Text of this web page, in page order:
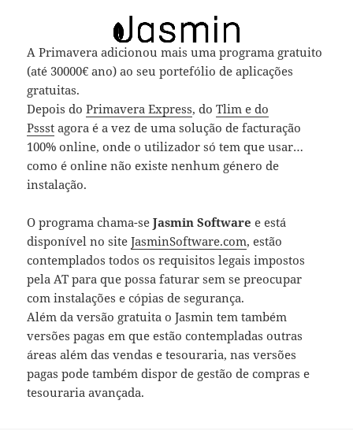
A Primavera adicionou mais uma programa gratuito
(até 30000€ ano) ao seu portefólio de aplicações
gratuitas.
Depois doPrimavera Express, doTlim e do
Pssst agora é a vez de uma solução de facturação
100% online, onde o utilizador só tem que usar…
como é online não existe nenhum género de
instalação.
O programa chama-seJasmin Software e está
disponível no siteJasminSoftware.com, estão
contemplados todos os requisitos legais impostos
pela AT para que possa faturar sem se preocupar
com instalações e cópias de segurança.
Além da versão gratuita o Jasmin tem também
versões pagas em que estão contempladas outras
áreas além das vendas e tesouraria, nas versões
pagas pode também dispor de gestão de compras e
tesouraria avançada.